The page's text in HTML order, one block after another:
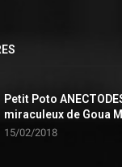
Petit Poto
miraculeux de Goua
15/02/2018